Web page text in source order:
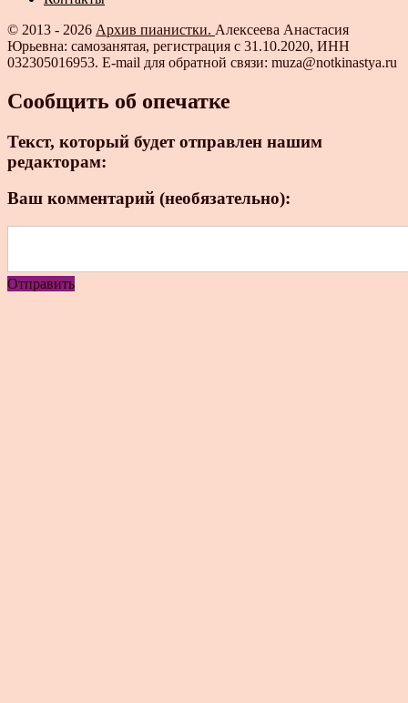
© 2013 - 2026 Архив пианистки. Алексеева Анастасия
Юрьевна: самозанятая, регистрация с 31.10.2020, ИНН
032305016953. E-mail для обратной связи: muza@notkinastya.ru
Сообщить об опечатке
Текст, который будет отправлен нашим
редакторам:
Ваш комментарий (необязательно):
Отправить